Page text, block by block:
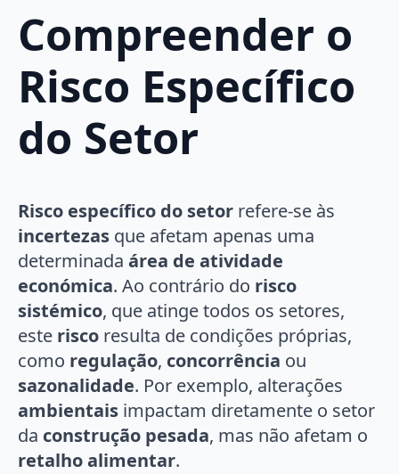
Compreender o
Risco Específico
do Setor
Risco específico do setor refere-se às
incertezas que afetam apenas uma
determinada área de atividade
económica. Ao contrário do risco
sistémico, que atinge todos os setores,
este risco resulta de condições próprias,
como regulação, concorrência ou
sazonalidade. Por exemplo, alterações
ambientais impactam diretamente o setor
da construção pesada, mas não afetam o
retalho alimentar.